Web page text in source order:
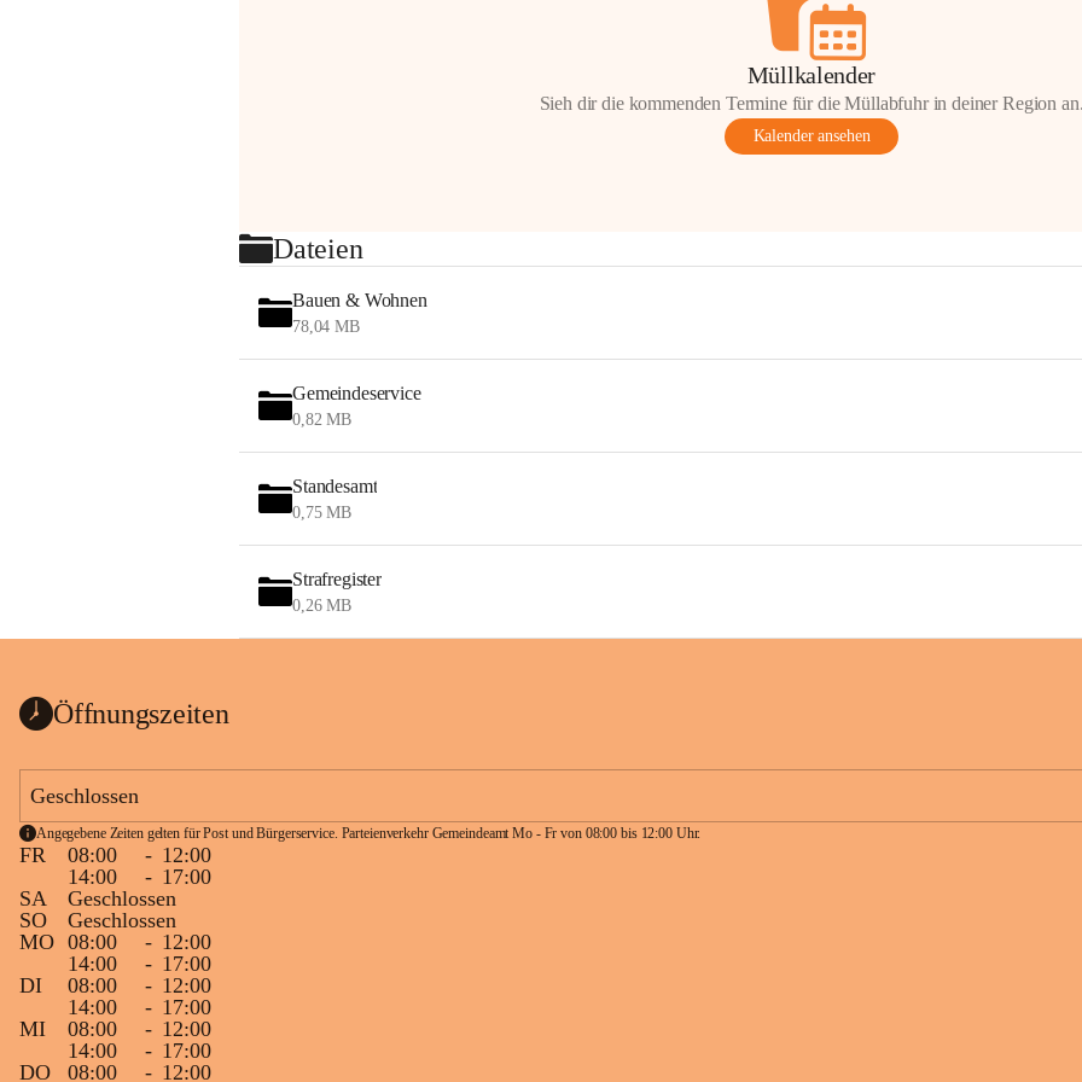
Müllkalender
Sieh dir die kommenden Termine für die Müllabfuhr in deiner Region
Kalender ansehen
Dateien
Bauen & Wohnen
78,04 MB
Gemeindeservice
0,82 MB
Standesamt
0,75 MB
Strafregister
0,26 MB
Öffnungszeiten
Geschlossen
Angegebene Zeiten gelten für Post und Bürgerservice. Parteienverkehr Gemeindeamt Mo - Fr von 08:00 bis 12:00 Uhr.
FR 08:00 - 12:00
14:00
- 17:00
SA
Geschlossen
SO
Geschlossen
MO 08:00 - 12:00
14:00
- 17:00
DI
08:00 - 12:00
14:00
- 17:00
MI
08:00 - 12:00
14:00
- 17:00
DO
08:00 - 12:00